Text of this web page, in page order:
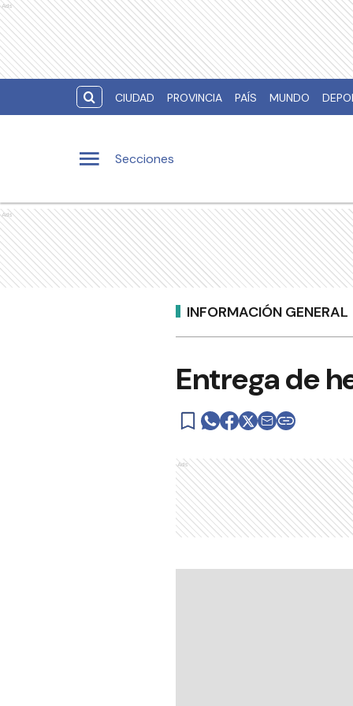
Ads
CIUDAD PROVINCIA PAÍS MUNDO
Secciones
Ads
INFORMACIÓN GENERAL
Entrega de
Ads